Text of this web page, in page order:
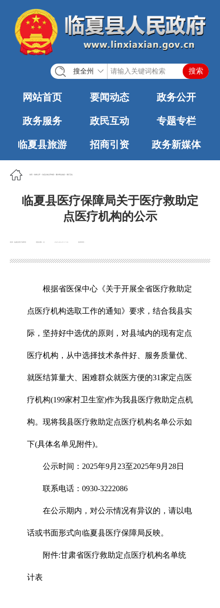
搜全州
网站首页 要闻动态 政务公开
政务服务 政民互动 专题专栏
临夏县旅游 招商引资 政务新媒体
首页 政务公开 法定主动公开内容 重大民生信息 医疗卫生
临夏县医疗保障局关于医疗救助定
点医疗机构的公示
来源：临夏县医疗保障局 浏览次数： 发布时间：
2025-09-29 17:30
根据省医保中心《关于开展全省医疗救助定
点医疗机构选取工作的通知》要求，结合我县实
际，坚持好中选优的原则，对县域内的现有定点
医疗机构，从中选择技术条件好、服务质量优、
就医结算量大、困难群众就医方便的31家定点医
疗机构(199家村卫生室)作为我县医疗救助定点机
构。现将我县医疗救助定点医疗机构名单公示如
下(具体名单见附件)。
公示时间：2025年9月23至2025年9月28日
联系电话：0930-3222086
在公示期内，对公示情况有异议的，请以电
话或书面形式向临夏县医疗保障局反映。
附件:甘肃省医疗救助定点医疗机构名单统
计表